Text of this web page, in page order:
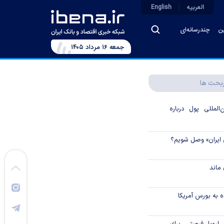
چندرسانه‌ای
العربیه English
جمعه ۱۶ مرداد ۱۴۰۵
ها
پول درباره
وصل شویم؟
به بورس آمریکا